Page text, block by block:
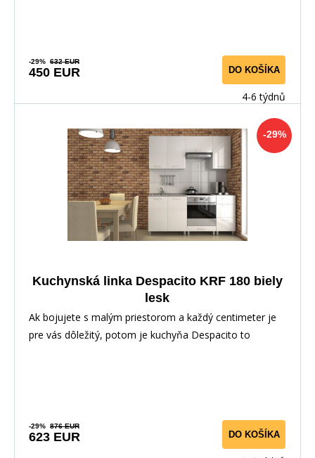
-29% 632 EUR
450 EUR DO KOŠÍKA
4-6 týdnů
-29%
Kuchynská linka Despacito KRF 180 biely
lesk
Ak bojujete s malým priestorom a každý centimeter je
pre vás dôležitý, potom je kuchyňa Despacito to
-29% 876 EUR
623 EUR DO KOŠÍKA